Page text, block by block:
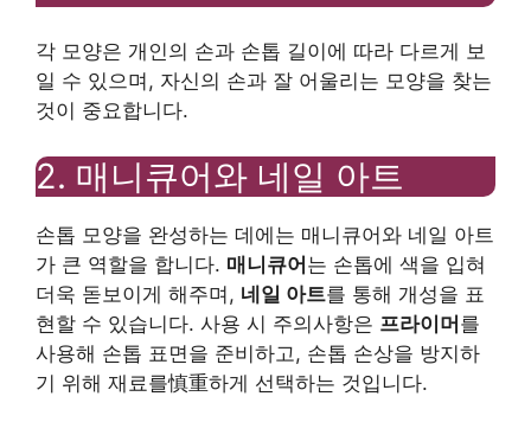
각 모양은 개인의 손과 손톱 길이에 따라 다르게 보
일 수 있으며, 자신의 손과 잘 어울리는 모양을 찾는
것이 중요합니다.
2. 매니큐어와 네일 아트
손톱 모양을 완성하는 데에는 매니큐어와 네일 아트
가 큰 역할을 합니다. 매니큐어는 손톱에 색을 입혀
더욱 돋보이게 해주며, 네일 아트를 통해 개성을 표
현할 수 있습니다. 사용 시 주의사항은 프라이머를
사용해 손톱 표면을 준비하고, 손톱 손상을 방지하
기 위해 재료를慎重하게 선택하는 것입니다.